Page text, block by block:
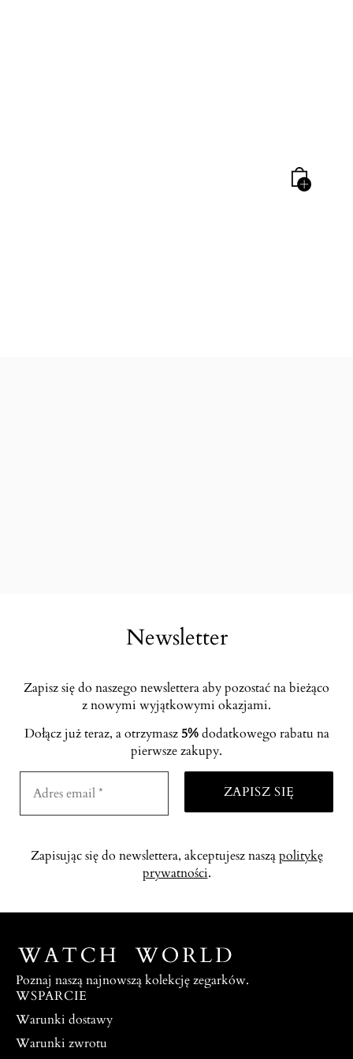
Newsletter
Zapisz się do naszego newslettera aby pozostać na bieżąco
z nowymi wyjątkowymi okazjami.
Dołącz już teraz, a otrzymasz 5%dodatkowego rabatu na
pierwsze zakupy.
Zapisując się do newslettera, akceptujesz nasząpolitykę
prywatności.
Poznaj naszą najnowszą kolekcję zegarków.
WSPARCIE
Warunki dostawy
Warunki zwrotu